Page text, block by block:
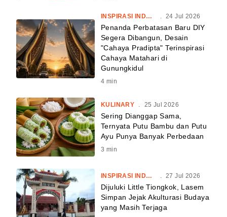
INSPIRASI INDONESIA 24 Jul 2026
Penanda Perbatasan Baru DIY
Segera Dibangun, Desain
"Cahaya Pradipta" Terinspirasi
Cahaya Matahari di
Gunungkidul
4 min
KULINARY 25 Jul 2026
Sering Dianggap Sama,
Ternyata Putu Bambu dan Putu
Ayu Punya Banyak Perbedaan
3 min
INSPIRASI INDONESIA . 27 Jul 2026
Dijuluki Little Tiongkok, Lasem
Simpan Jejak Akulturasi Budaya
yang Masih Terjaga